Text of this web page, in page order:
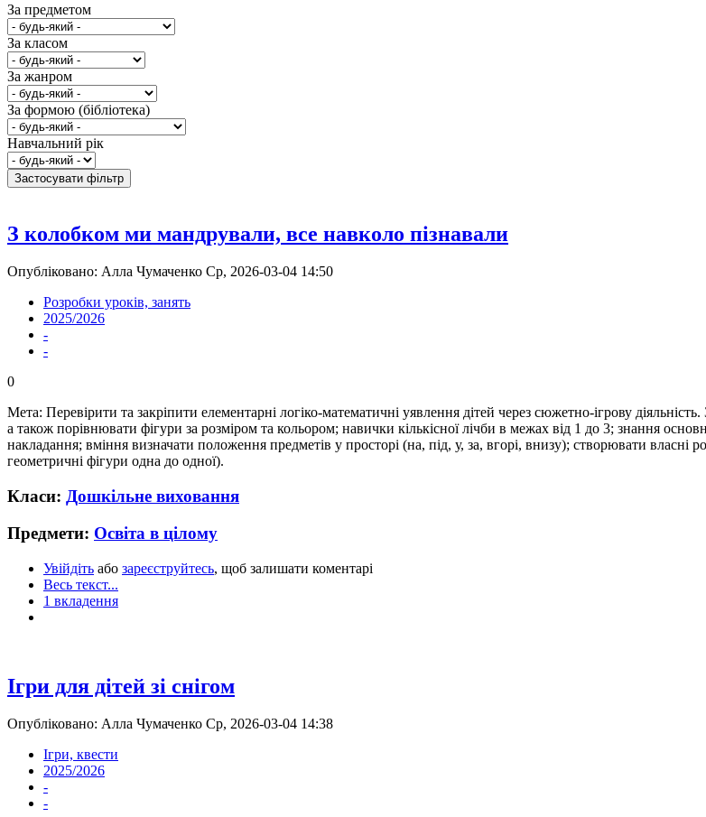
За предметом
За класом
За жанром
За формою (бібліотека)
Навчальний рік
З колобком ми мандрували, все навколо пізнавали
Опубліковано: Алла Чумаченко Ср, 2026-03-04 14:50
Розробки уроків, занять
2025/2026
-
-
0
Мета: Перевірити та закріпити елементарні логіко-математичні уявлення дітей через сюжетно-ігрову
а також порівнювати фігури за розміром та кольором; навички кількісної лічби в межах від 1 до 3; знання
накладання; вміння визначати положення предметів у просторі (на, під, у, за, вгорі, внизу); створювати
геометричні фігури одна до одної).
Класи: Дошкільне виховання
Предмети: Освіта в цілому
Увійдіть або зареєструйтесь, щоб залишати коментарі
Весь текст...
1 вкладення
Ігри для дітей зі снігом
Опубліковано: Алла Чумаченко Ср, 2026-03-04 14:38
Ігри, квести
2025/2026
-
-